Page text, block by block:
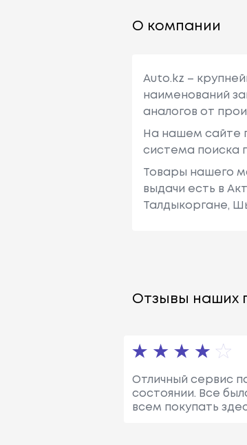
О компании
Auto.kz –
наименований
аналогов от
На нашем сайте
система поиска
Товары нашего
выдачи есть в
Талдыкоргане,
Отзывы наших
Отличный сервис
состоянии. Все
всем покупать